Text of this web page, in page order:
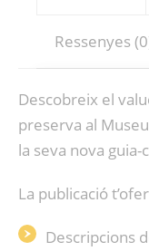
Ressenyes
Descobreix el
preserva al
la seva nova guia-
La publicació
Descripcions